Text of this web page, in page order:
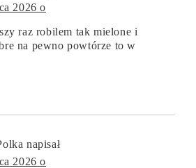
2026 o
raz robilem tak mielone i
na pewno powtórze to w
napisał
2026 o